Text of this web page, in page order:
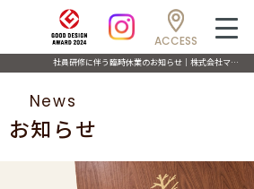
ACCESS
社員研修に伴う臨時休業のお知らせ｜株式会社マルジェ
News
お知らせ